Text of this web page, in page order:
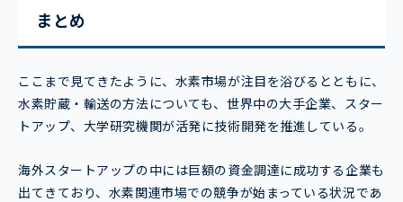
まとめ
ここまで見てきたように、水素市場が注目を浴びるとともに、
水素貯蔵・輸送の方法についても、世界中の大手企業、スター
トアップ、大学研究機関が活発に技術開発を推進している。
海外スタートアップの中には巨額の資金調達に成功する企業も
出てきており、水素関連市場での競争が始まっている状況であ